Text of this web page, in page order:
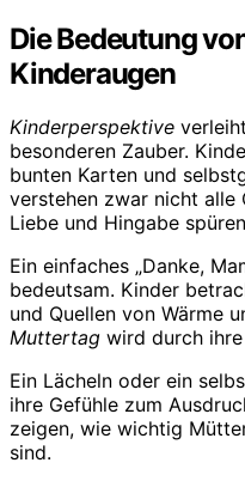
Die Bedeutung
Kinderaugen
Kinderperspektive
besonderen Zauber.
bunten Karten und
verstehen zwar nicht alle
Liebe und Hingabe
Ein einfaches „Danke,
bedeutsam. Kinder
und Quellen von Wärme
Muttertag wird durch
Ein Lächeln oder ein
ihre Gefühle zum
zeigen, wie wichtig
sind.